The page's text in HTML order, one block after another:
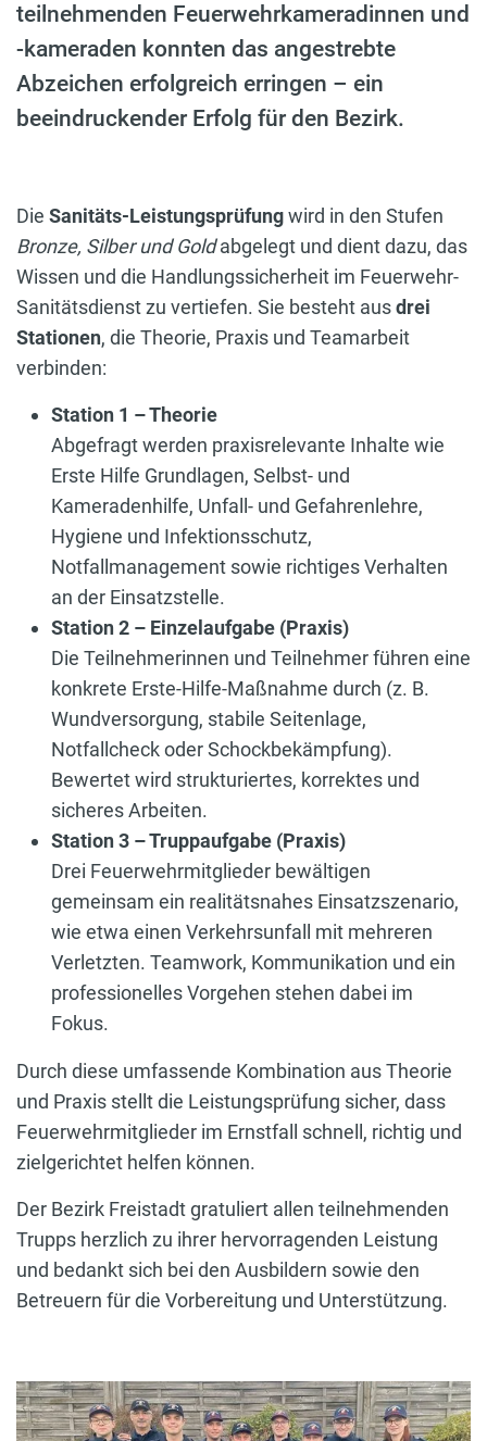
teilnehmenden Feuerwehrkameradinnen und
-kameraden konnten das angestrebte
Abzeichen erfolgreich erringen – ein
beeindruckender Erfolg für den Bezirk.
Die Sanitäts-Leistungsprüfungwird in den Stufen
Bronze, Silber und Goldabgelegt und dient dazu, das
Wissen und die Handlungssicherheit im Feuerwehr-
Sanitätsdienst zu vertiefen. Sie besteht ausdrei
Stationen, die Theorie, Praxis und Teamarbeit
verbinden:
Station 1 – Theorie
Abgefragt werden praxisrelevante Inhalte wie
Erste Hilfe Grundlagen, Selbst- und
Kameradenhilfe, Unfall- und Gefahrenlehre,
Hygiene und Infektionsschutz,
Notfallmanagement sowie richtiges Verhalten
an der Einsatzstelle.
Station 2 – Einzelaufgabe (Praxis)
Die Teilnehmerinnen und Teilnehmer führen eine
konkrete Erste-Hilfe-Maßnahme durch (z. B.
Wundversorgung, stabile Seitenlage,
Notfallcheck oder Schockbekämpfung).
Bewertet wird strukturiertes, korrektes und
sicheres Arbeiten.
Station 3 – Truppaufgabe (Praxis)
Drei Feuerwehrmitglieder bewältigen
gemeinsam ein realitätsnahes Einsatzszenario,
wie etwa einen Verkehrsunfall mit mehreren
Verletzten. Teamwork, Kommunikation und ein
professionelles Vorgehen stehen dabei im
Fokus.
Durch diese umfassende Kombination aus Theorie
und Praxis stellt die Leistungsprüfung sicher, dass
Feuerwehrmitglieder im Ernstfall schnell, richtig und
zielgerichtet helfen können.
Der Bezirk Freistadt gratuliert allen teilnehmenden
Trupps herzlich zu ihrer hervorragenden Leistung
und bedankt sich bei den Ausbildern sowie den
Betreuern für die Vorbereitung und Unterstützung.